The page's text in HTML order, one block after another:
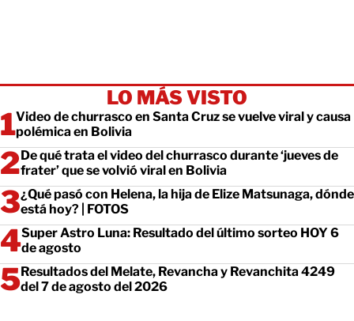
LO MÁS VISTO
Video de churrasco en Santa Cruz se vuelve viral y causa
polémica en Bolivia
De qué trata el video del churrasco durante ‘jueves de
frater’ que se volvió viral en Bolivia
¿Qué pasó con Helena, la hija de Elize Matsunaga, dónde
está hoy? | FOTOS
Super Astro Luna: Resultado del último sorteo HOY 6
de agosto
Resultados del Melate, Revancha y Revanchita 4249
del 7 de agosto del 2026